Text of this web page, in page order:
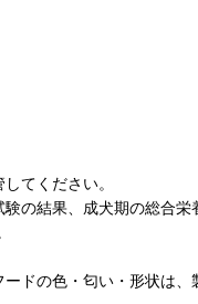
てください。
の結果、成犬期の総合栄
ドの色・匂い・形状は、